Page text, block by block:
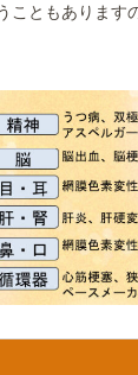
こともあります